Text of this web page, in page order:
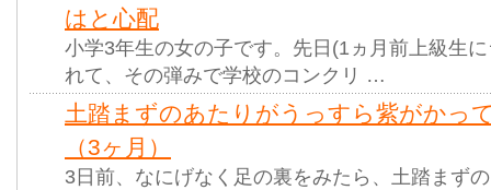
はと心配
小学3年生の女の子です。先日(1ヵ月前上級生
れて、その弾みで学校のコンクリ …
土踏まずのあたりがうっすら紫がかっ
（3ヶ月）
3日前、なにげなく足の裏をみたら、土踏まず